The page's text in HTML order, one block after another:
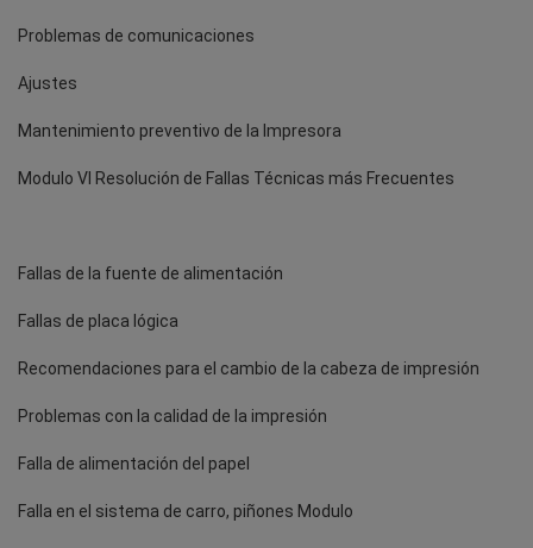
Problemas de comunicaciones
Ajustes
Mantenimiento preventivo de la Impresora
Modulo VI Resolución de Fallas Técnicas más Frecuentes
Fallas de la fuente de alimentación
Fallas de placa lógica
Recomendaciones para el cambio de la cabeza de impresión
Problemas con la calidad de la impresión
Falla de alimentación del papel
Falla en el sistema de carro, piñones Modulo